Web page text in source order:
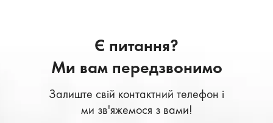
Є питання?
Ми вам передзвонимо
Залиште свій контактний телефон і
ми зв'яжемося з вами!